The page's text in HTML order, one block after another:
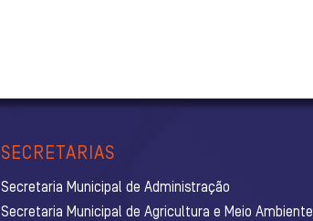
SECRETARIAS
Secretaria Municipal de Administração
Secretaria Municipal de Agricultura e Meio Ambiente